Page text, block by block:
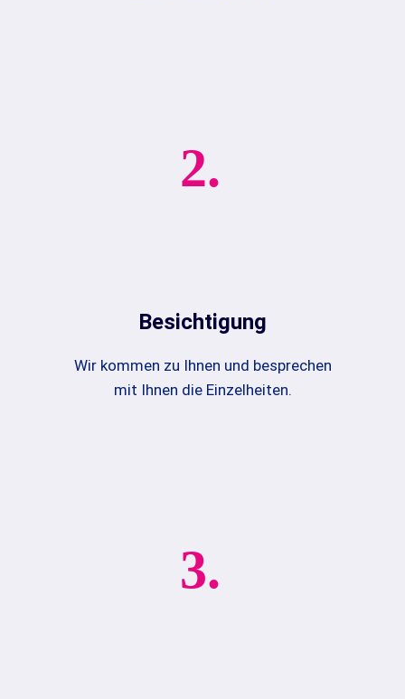
2.
Besichtigung
Wir kommen zu Ihnen und besprechen
mit Ihnen die Einzelheiten.
3.